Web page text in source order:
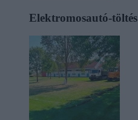
Elektromosautó-töltés